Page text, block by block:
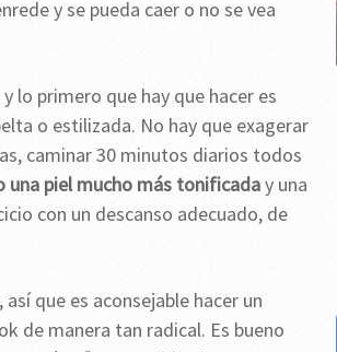
y se pueda caer o no se vea
lo primero que hay que hacer es
o estilizada. No hay que exagerar
caminar 30 minutos diarios todos
una piel mucho más tonificaday una
con un descanso adecuado, de
que es aconsejable hacer un
de manera tan radical. Es bueno